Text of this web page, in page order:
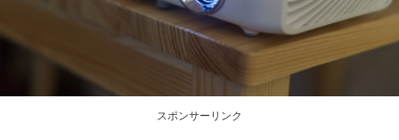
スポンサーリンク